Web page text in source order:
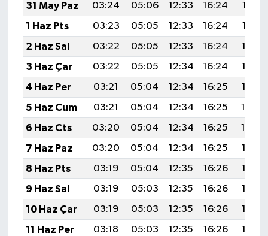
31 May Paz
03:24 05:06 12:33 16:24
19:51
1 Haz Pts
03:23 05:05 12:33 16:24
19:51
2 Haz Sal
03:22 05:05 12:33 16:24
19:52
3 Haz Çar
03:22 05:05 12:34 16:24
19:53
4 Haz Per
03:21 05:04 12:34 16:25
19:53
5 Haz Cum
03:21 05:04 12:34 16:25
19:54
6 Haz Cts
03:20 05:04 12:34 16:25
19:54
7 Haz Paz
03:20 05:04 12:34 16:25
19:55
8 Haz Pts
03:19 05:04 12:35 16:26
19:55
9 Haz Sal
03:19 05:03 12:35 16:26
19:56
10 Haz Çar
03:19 05:03 12:35 16:26
19:57
11 Haz Per
03:18 05:03 12:35 16:26
19:57